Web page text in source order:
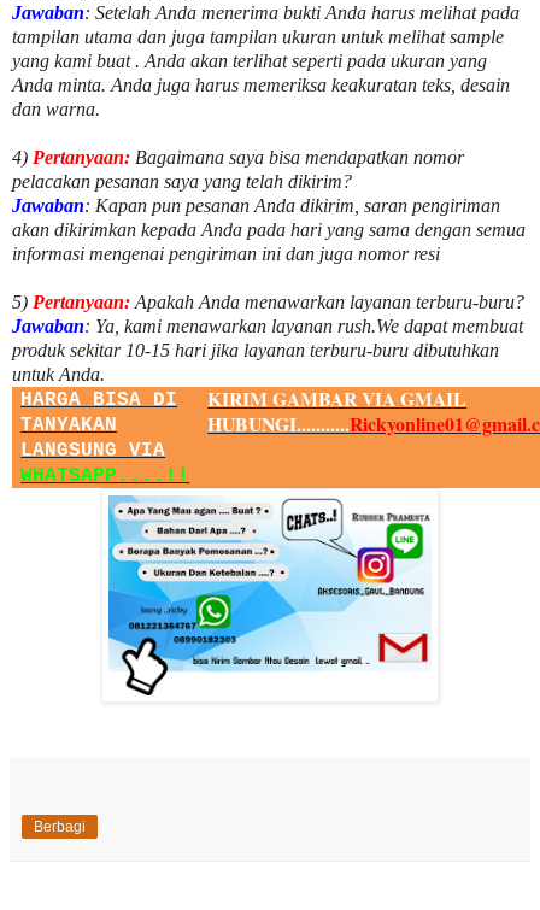
Jawaban: Setelah Anda menerima bukti Anda harus melihat pada
tampilan utama dan juga tampilan ukuran untuk melihatsample
yang kami buat . Anda akan terlihat seperti pada ukuran yang
Anda minta. Anda juga harus memeriksa keakuratan teks, desain
dan warna.
4) Pertanyaan: Bagaimana saya bisa mendapatkan nomor
pelacakan pesanan saya yang telah dikirim?
Jawaban: Kapan pun pesanan Anda dikirim, saran pengiriman
akan dikirimkan kepada Anda pada hari yang sama dengan semua
informasi mengenai pengiriman ini dan juga nomorresi
5) Pertanyaan: Apakah Anda menawarkan layanan terburu-buru?
Jawaban: Ya, kami menawarkan layanan rush.We dapat membuat
produk sekitar 10-15 hari jika layanan terburu-buru dibutuhkan
untuk Anda.
HARGA BISA DI
TANYAKAN
LANGSUNG VIA
WHATSAPP....!!
KIRIM GAMBAR VIA GMAIL
HUBUNGI...........
Berbagi